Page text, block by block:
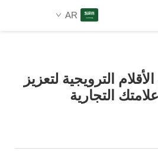
AR
بحث
الترويجية لتعزيز
التجارية